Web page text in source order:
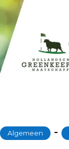
Algemeen ‐